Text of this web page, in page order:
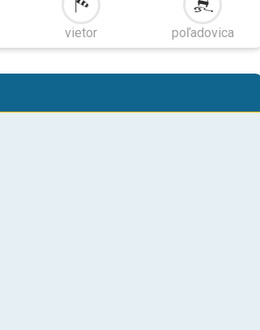
vietor poľadovica